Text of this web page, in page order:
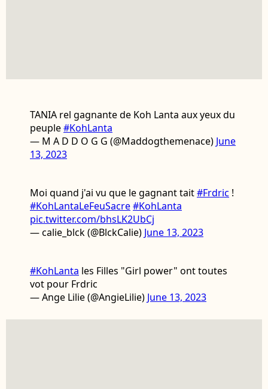
TANIA rel gagnante de Koh Lanta aux yeux du
peuple#KohLanta
— M A D D O G G (@Maddogthemenace) June
13, 2023
Moi quand j'ai vu que le gagnant tait#Frdric !
#KohLantaLeFeuSacre#KohLanta
pic.twitter.com/bhsLK2UbCj
— calie_blck (@BlckCalie) June 13, 2023
#KohLanta les Filles "Girl power" ont toutes
vot pour Frdric
— Ange Lilie (@AngieLilie) June 13, 2023